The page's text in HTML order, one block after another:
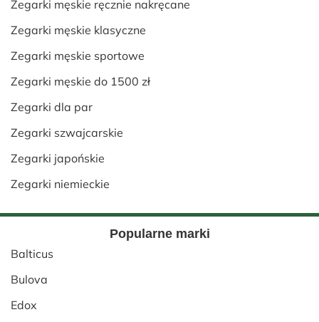
Zegarki męskie ręcznie nakręcane
Zegarki męskie klasyczne
Zegarki męskie sportowe
Zegarki męskie do 1500 zł
Zegarki dla par
Zegarki szwajcarskie
Zegarki japońskie
Zegarki niemieckie
Popularne marki
Balticus
Bulova
Edox